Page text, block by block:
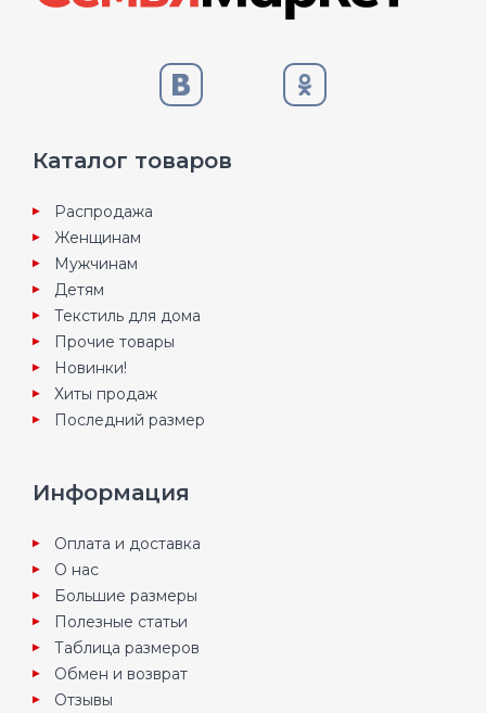
Каталог товаров
Распродажа
Женщинам
Мужчинам
Детям
Текстиль для дома
Прочие товары
Новинки!
Хиты продаж
Последний размер
Информация
Оплата и доставка
О нас
Большие размеры
Полезные статьи
Таблица размеров
Обмен и возврат
Отзывы